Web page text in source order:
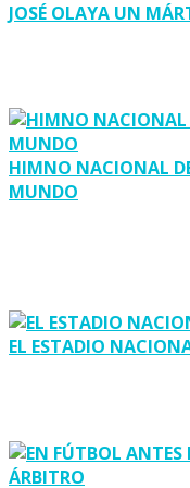
JOSÉ OLAYA UN
HIMNO NACIONAL
MUNDO
EL ESTADIO